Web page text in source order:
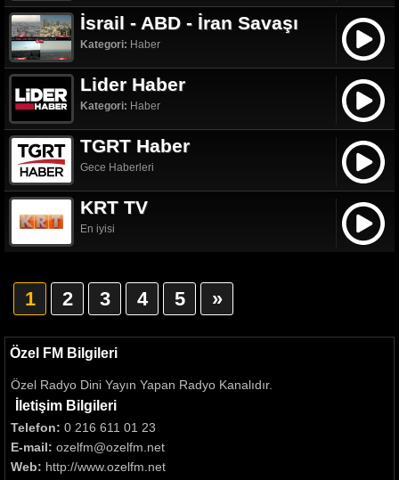
İsrail - ABD - İran Savaşı
Kategori: Haber
Lider Haber
Kategori: Haber
TGRT Haber
Gece Haberleri
KRT TV
En iyisi
1 2 3 4 5 »
Özel FM Bilgileri
Özel Radyo Dini Yayın Yapan Radyo Kanalıdır.
İletişim Bilgileri
Telefon: 0 216 611 01 23
E-mail: ozelfm@ozelfm.net
Web: http://www.ozelfm.net